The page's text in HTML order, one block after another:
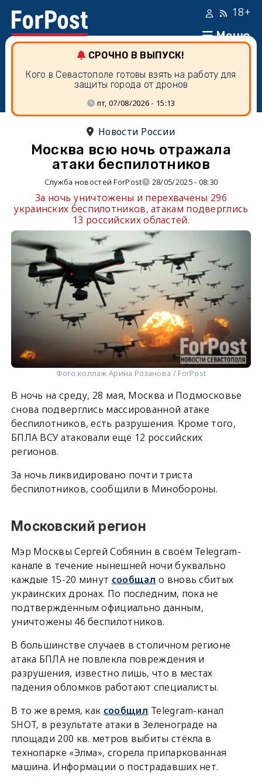
Меню
18+
СРОЧНО В ВЫПУСК!
Кого в Севастополе готовы взять на работу для
защиты города от дронов
пт, 07/08/2026 - 15:13
Новости России
Москва всю ночь отражала
атаки беспилотников
Служба новостей ForPost 28/05/2025 - 08:30
За ночь уничтожены и перехвачены 296
украинских беспилотников, атакам подверглись
13 российских областей.
Фото:коллаж Арина Розанова / ForPost
В ночь на среду, 28 мая, Москва и Подмосковье
снова подверглись массированной атаке
беспилотников, есть разрушения. Кроме того,
БПЛА ВСУ атаковали ещё 12 российских
регионов.
За ночь ликвидировано почти триста
беспилотников, сообщили в Минобороны.
Московский регион
Мэр Москвы Сергей Собянин в своём Telegram-
канале в течение нынешней ночи буквально
каждые 15-20 минут сообщал о вновь сбитых
украинских дронах. По последним, пока не
подтверждённым официально данным,
уничтожены 46 беспилотников.
В большинстве случаев в столичном регионе
атака БПЛА не повлекла повреждения и
разрушения, известно лишь, что в местах
падения обломков работают специалисты.
В то же время, как сообщил Telegram-канал
SHOT, в результате атаки в Зеленограде на
площади 200 кв. метров выбиты стёкла в
технопарке «Элма», сгорела припаркованная
машина. Информации о пострадавших нет.